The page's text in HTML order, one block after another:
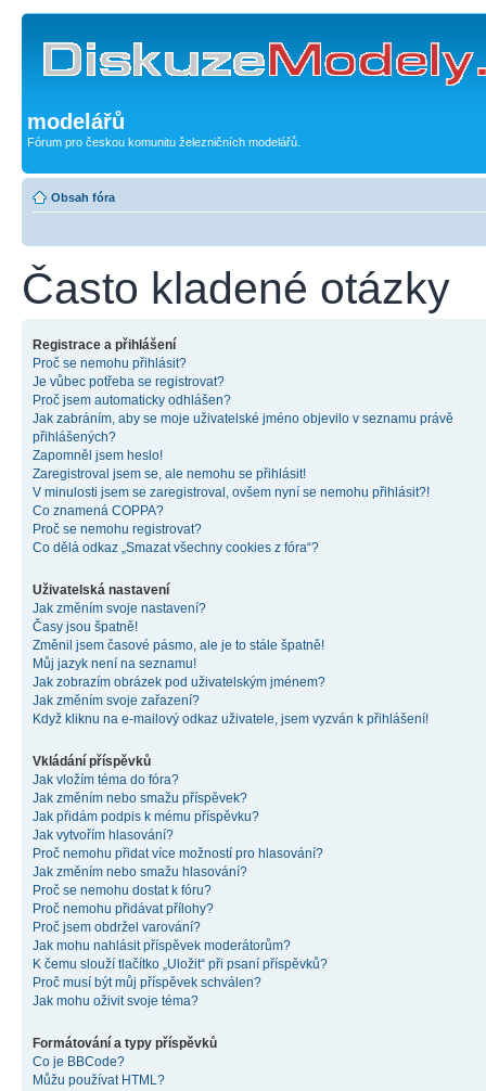
modelářů
Fórum pro českou komunitu železničních modelářů.
Obsah fóra
Často kladené otázky
Registrace a přihlášení
Proč se nemohu přihlásit?
Je vůbec potřeba se registrovat?
Proč jsem automaticky odhlášen?
Jak zabráním, aby se moje uživatelské jméno objevilo v seznamu právě
přihlášených?
Zapomněl jsem heslo!
Zaregistroval jsem se, ale nemohu se přihlásit!
V minulosti jsem se zaregistroval, ovšem nyní se nemohu přihlásit?!
Co znamená COPPA?
Proč se nemohu registrovat?
Co dělá odkaz „Smazat všechny cookies z fóra“?
Uživatelská nastavení
Jak změním svoje nastavení?
Časy jsou špatně!
Změnil jsem časové pásmo, ale je to stále špatně!
Můj jazyk není na seznamu!
Jak zobrazím obrázek pod uživatelským jménem?
Jak změním svoje zařazení?
Když kliknu na e-mailový odkaz uživatele, jsem vyzván k přihlášení!
Vkládání příspěvků
Jak vložím téma do fóra?
Jak změním nebo smažu příspěvek?
Jak přidám podpis k mému příspěvku?
Jak vytvořím hlasování?
Proč nemohu přidat více možností pro hlasování?
Jak změním nebo smažu hlasování?
Proč se nemohu dostat k fóru?
Proč nemohu přidávat přílohy?
Proč jsem obdržel varování?
Jak mohu nahlásit příspěvek moderátorům?
K čemu slouží tlačítko „Uložit“ při psaní příspěvků?
Proč musí být můj příspěvek schválen?
Jak mohu oživit svoje téma?
Formátování a typy příspěvků
Co je BBCode?
Můžu používat HTML?